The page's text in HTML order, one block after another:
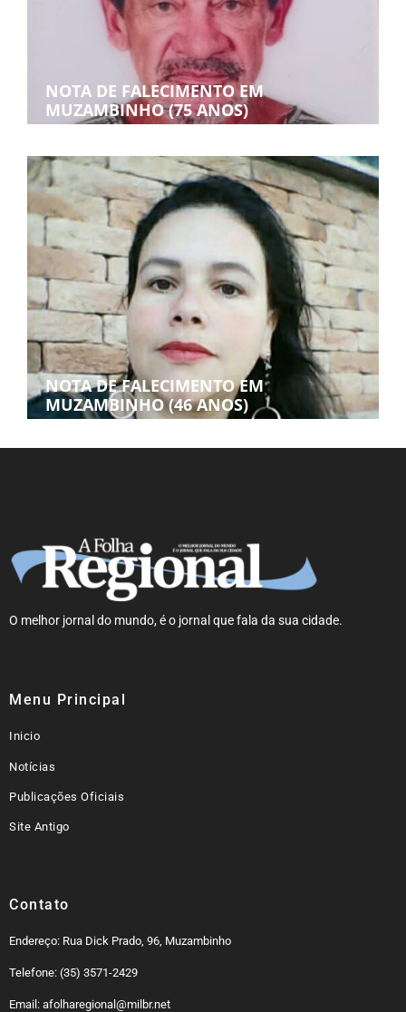
NOTA DE FALECIMENTO EM
MUZAMBINHO (75 ANOS)
NOTA DE FALECIMENTO EM
MUZAMBINHO (46 ANOS)
O melhor jornal do mundo, é o jornal que fala da sua cidade.
Menu Principal
Inicio
Notícias
Publicações Oficiais
Site Antigo
Contato
Endereço: Rua Dick Prado, 96, Muzambinho
Telefone: (35) 3571-2429
Email: afolharegional@milbr.net